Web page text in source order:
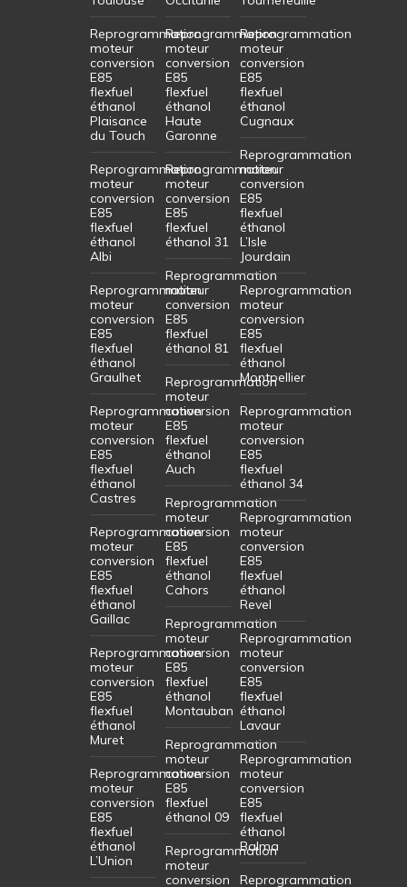
Reprogrammation
moteur
conversion
E85
flexfuel
éthanol
Plaisance
du Touch
Reprogrammation
moteur
conversion
E85
flexfuel
éthanol
Albi
Reprogrammation
moteur
conversion
E85
flexfuel
éthanol
Graulhet
Reprogrammation
moteur
conversion
E85
flexfuel
éthanol
Castres
Reprogrammation
moteur
conversion
E85
flexfuel
éthanol
Gaillac
Reprogrammation
moteur
conversion
E85
flexfuel
éthanol
Muret
Reprogrammation
moteur
conversion
E85
flexfuel
éthanol
L’Union
Reprogrammation
moteur
conversion
E85
flexfuel
éthanol
Haute
Garonne
Reprogrammation
moteur
conversion
E85
flexfuel
éthanol 31
Reprogrammation
moteur
conversion
E85
flexfuel
éthanol 81
Reprogrammation
moteur
conversion
E85
flexfuel
éthanol
Auch
Reprogrammation
moteur
conversion
E85
flexfuel
éthanol
Cahors
Reprogrammation
moteur
conversion
E85
flexfuel
éthanol
Montauban
Reprogrammation
moteur
conversion
E85
flexfuel
éthanol 09
Reprogrammation
moteur
conversion
Reprogrammation
moteur
conversion
E85
flexfuel
éthanol
Cugnaux
Reprogrammation
moteur
conversion
E85
flexfuel
éthanol
L’Isle
Jourdain
Reprogrammation
moteur
conversion
E85
flexfuel
éthanol
Montpellier
Reprogrammation
moteur
conversion
E85
flexfuel
éthanol 34
Reprogrammation
moteur
conversion
E85
flexfuel
éthanol
Revel
Reprogrammation
moteur
conversion
E85
flexfuel
éthanol
Lavaur
Reprogrammation
moteur
conversion
E85
flexfuel
éthanol
Balma
Reprogrammation